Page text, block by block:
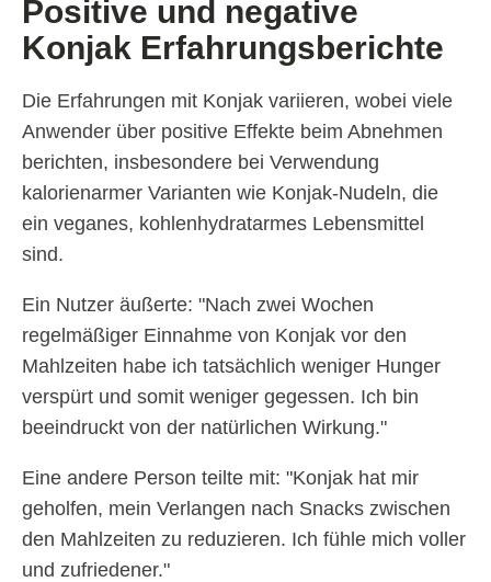
Positive und negative
Konjak Erfahrungsberichte
Die Erfahrungen mit Konjak variieren, wobei viele
Anwender über positive Effekte beim Abnehmen
berichten, insbesondere bei Verwendung
kalorienarmer Varianten wie Konjak-Nudeln, die
ein veganes, kohlenhydratarmes Lebensmittel
sind.
Ein Nutzer äußerte: "Nach zwei Wochen
regelmäßiger Einnahme von Konjak vor den
Mahlzeiten habe ich tatsächlich weniger Hunger
verspürt und somit weniger gegessen. Ich bin
beeindruckt von der natürlichen Wirkung."
Eine andere Person teilte mit: "Konjak hat mir
geholfen, mein Verlangen nach Snacks zwischen
den Mahlzeiten zu reduzieren. Ich fühle mich voller
und zufriedener."